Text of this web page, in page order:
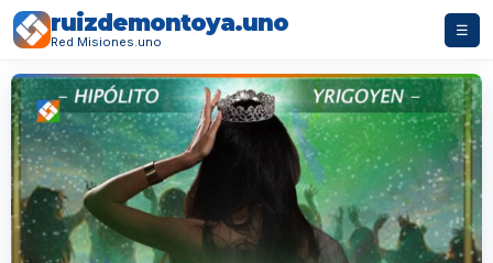
ruizdemontoya.uno
Red Misiones.uno
☰